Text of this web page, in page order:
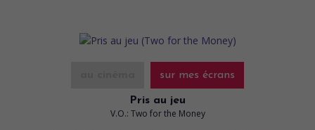
sur mes écrans
Pris au jeu
V.O.: Two for the Money